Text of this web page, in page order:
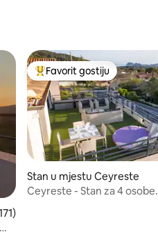
ocjena 4,99 od 5, recenzija: 171
Glavni favorit gostiju
Favorit gostiju
Stan u mjestu Ceyreste
Ceyreste - Stan za 4 osobe.